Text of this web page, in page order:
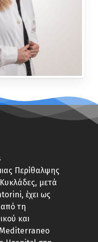
Περίθαλψης
μετά
έχει ως
τη
και
Mediterraneo